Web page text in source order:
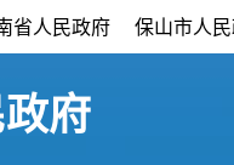
省人民政府 保山市人
府